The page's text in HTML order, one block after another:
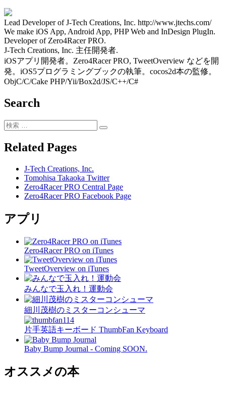
ー
シ
ョ
ン
Lead Developer of J-Tech Creations, Inc. http://www.jtechs.com/
We make iOS App, Android App, PHP Web and InDesign PlugIn.
Developer of Zero4Racer PRO.
J-Tech Creations, Inc. 主任開発者.
iOSアプリ開発者。Zero4Racer PRO, TweetOverview などを開
発。iOS5プログラミングブックの執筆。cocos2d本の監修。
ObjC/C/Cake PHP/Yii/Box2d/JS/C++/C#
Search
検
検
Related Pages
J-Tech Creations, Inc.
Tomohisa Takaoka Twitter
Zero4Racer PRO Central Page
Zero4Racer PRO Facebook Page
アプリ
Zero4Racer PRO on iTunes
TweetOverview on iTunes
みんなで玉入れ！運動会
細川茂樹のミスターコンシューマ
片手英語キーボード ThumbFan Keyboard
Baby Bump Journal - Coming SOON.
オススメの本